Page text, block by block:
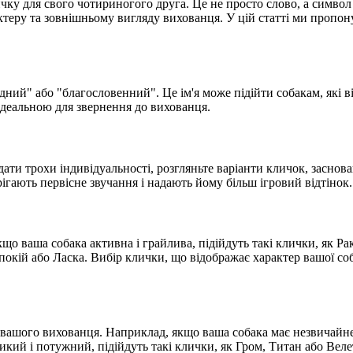
для свого чотириногого друга. Це не просто слово, а
та зовнішньому вигляду вихованця. У цій статті ми
або "благословенний". Це ім'я може підійти собакам, які
для звернення до вихованця.
трохи індивідуальності, розгляньте варіанти кличок,
первісне звучання і надають йому більш ігровий відтінок.
ваша собака активна і грайлива, підійдуть такі клички,
або Ласка. Вибір клички, що відображає характер вашої
вихованця. Наприклад, якщо ваша собака має
потужний, підійдуть такі клички, як Гром, Титан або